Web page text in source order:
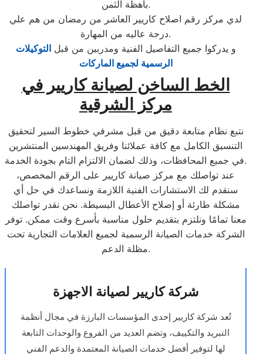
باهظة الثمن.
لدي مركز رقم اصلاح كاريير العاشر من رمضان من هم علي
درجة عاليه من المهارة.
و يدركوا جميع التفاصيل الفنية ومدربين من قبلالتوكيلات
الرسمية لجميع الماركات
الخط الساخن لصيانة كاريير في
مركز الشرقية
نتبع نظام متابعة دقيق من قبل مشرفي خطوط السير لتحقيق
التنسيق الكامل مع كافة عملائنا وفريق المهندسين المنتشرين
في جميع المحافظات، وذلك لضمان الالتزام التام بجودة الخدمة.
عند تواصلك مع مركز صيانة كاريير على الرقم المخصص،
سنقدم لك الاستشارات الفنية اللازمة ونساعدك في حل أي
مشكلة طارئة أو إصلاح الأعطال البسيطة. نحن نقدر تواصلك
معنا تمامًا ونلتزم بتقديم حلول مناسبة بأسرع وقت ممكن. توفر
الشركة خدمات الصيانة الرسمية لجميع العلامات التجارية تحت
مظلة الدعم.
شركة كاريير لصيانة الاجهزة
تُعد شركة كاريير إحدى المؤسسات البارزة في مجال أنظمة
التبريد والتكييف، وتضم العديد من الفروع والوحدات التابعة
لها لتوفير أفضل خدمات الصيانة المعتمدة والدعم الفني